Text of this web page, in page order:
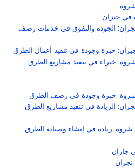
في جيزان
الجودة والتفوق في خدمات رصف
خبرة وجودة في تنفيذ أعمال الطرق
خبراء في تنفيذ مشاريع الطرق
خبرة وجودة في رصف الطرق
الريادة في تنفيذ مشاريع الطرق
ريادة في إنشاء وصيانة الطرق
جازان